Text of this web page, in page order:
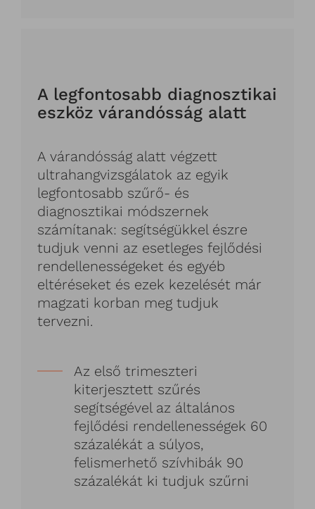
A legfontosabb diagnosztikai
eszköz várandósság alatt
A várandósság alatt végzett
ultrahangvizsgálatok az egyik
legfontosabb szűrő- és
diagnosztikai módszernek
számítanak: segítségükkel észre
tudjuk venni az esetleges fejlődési
rendellenességeket és egyéb
eltéréseket és ezek kezelését már
magzati korban meg tudjuk
tervezni.
Az első trimeszteri
kiterjesztett szűrés
segítségével az általános
fejlődési rendellenességek 60
százalékát a súlyos,
felismerhető szívhibák 90
százalékát ki tudjuk szűrni